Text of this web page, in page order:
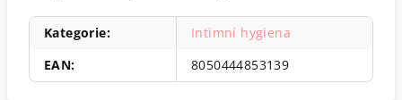
Kategorie:
Intimní hygiena
EAN: 8050444853139